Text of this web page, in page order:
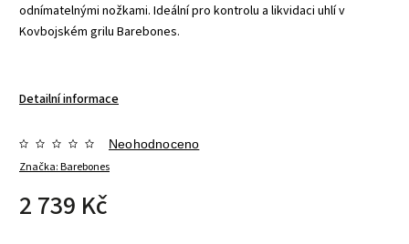
odnímatelnými nožkami. Ideální pro kontrolu a likvidaci uhlí v
Kovbojském grilu Barebones.
Detailní informace
Značka:Barebones
Neohodnoceno
2 739 Kč